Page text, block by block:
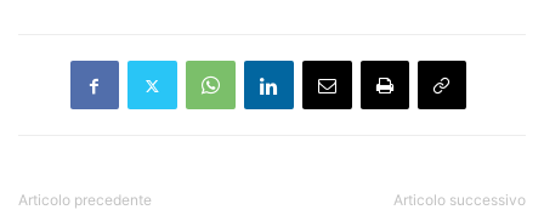
Articolo precedente Articolo successivo